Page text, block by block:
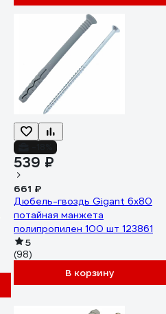
539 ₽
661 ₽
Дюбель-гвоздь Gigant 6x80
потайная манжета
полипропилен 100 шт 123861
5
(98)
В корзину